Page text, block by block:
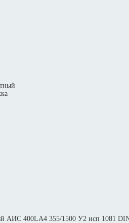
АИС 400LА4 355/1500 У2 исп 1081